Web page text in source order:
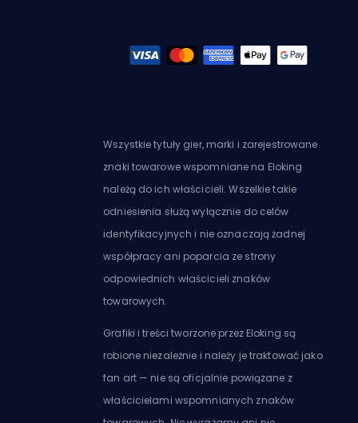
Wszystkie tytuły gier, marki i zarejestrowane
znaki towarowe wspomniane na Eloking
należą do ich właścicieli. Wszelkie takie
odniesienia służą wyłącznie do celów
identyfikacyjnych i nie oznaczają żadnej
współpracy ani poparcia ze strony
odpowiednich właścicieli znaków
towarowych.
Grafiki i treści tworzone przez Eloking są
robione niezależnie i należy je traktować jako
fan art — nie są oficjalnie powiązane z
właścicielami wspomnianych znaków